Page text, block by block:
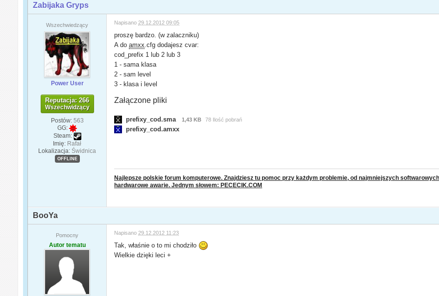
Zabijaka Gryps
Wszechwiedzący
Power User
Reputacja: 266
Wszechwidzący
Postów: 563
GG:
Steam:
Imię: Rafał
Lokalizacja: Świdnica
OFFLINE
Napisano 29.12.2012 09:05
proszę bardzo. (w zalaczniku)
A doamxx .cfg dodajesz cvar:
cod_prefix 1 lub 2 lub 3
1 - sama klasa
2 - sam level
3 - klasa i level
Załączone pliki
prefixy_cod.sma 1,43 KB 78 Ilość pobrań
prefixy_cod.amxx
Najlepsze polskie forum komputerowe. Znajdziesz tu pomoc przy każdym problemie, od najmniejszych
hardwarowe awarie. Jednym słowem: PECECIK.COM
BooYa
Pomocny
Autor tematu
Napisano 29.12.2012 11:23
Tak, właśnie o to mi chodziło
Wielkie dzięki leci +